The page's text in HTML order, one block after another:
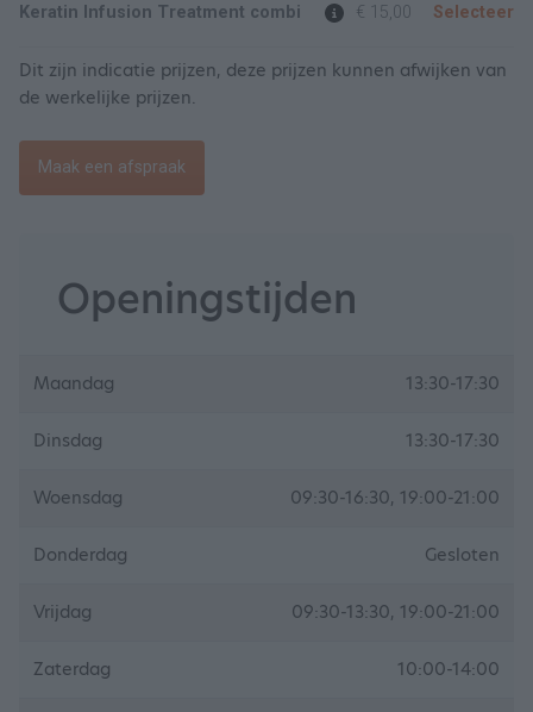
Keratin Infusion Treatment combi € 15,00 Selecteer
Dit zijn indicatie prijzen, deze prijzen kunnen afwijken van
de werkelijke prijzen.
Maak een afspraak
Openingstijden
Maandag 13:30-17:30
Dinsdag 13:30-17:30
Woensdag 09:30-16:30, 19:00-21:00
Donderdag Gesloten
Vrijdag 09:30-13:30, 19:00-21:00
Zaterdag 10:00-14:00